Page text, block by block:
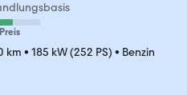
km • 185 kW (252 PS) • Benzin